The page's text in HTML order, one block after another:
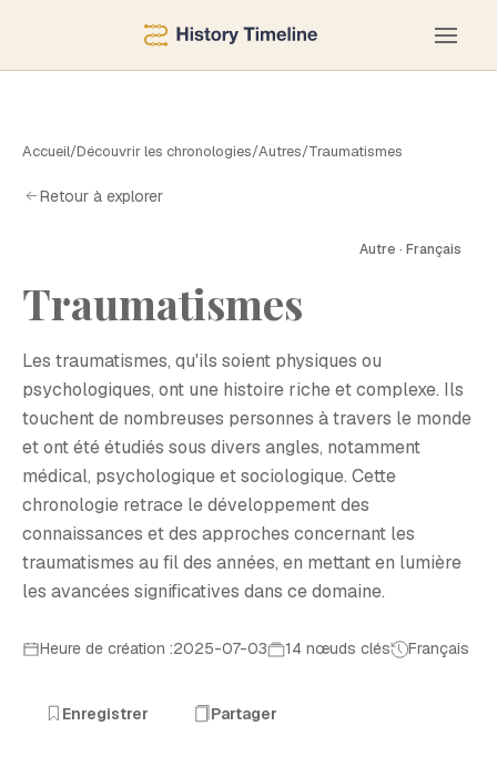
Accueil/Découvrir les chronologies/Autres/Traumatismes
Retour à explorer
Autre · Français
Traumatismes
Les traumatismes, qu'ils soient physiques ou
psychologiques, ont une histoire riche et complexe. Ils
touchent de nombreuses personnes à travers le monde
et ont été étudiés sous divers angles, notamment
médical, psychologique et sociologique. Cette
chronologie retrace le développement des
connaissances et des approches concernant les
traumatismes au fil des années, en mettant en lumière
les avancées significatives dans ce domaine.
Heure de création :2025-07-03 14 nœuds clés Français
Enregistrer Partager